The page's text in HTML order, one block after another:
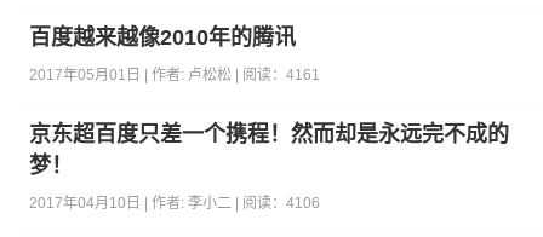
百度越来越像2010年的腾讯
2017年05月01日 | 作者: 卢松松 | 阅读：4161
京东超百度只差一个携程！然而却是永远完不成的
梦！
2017年04月10日 | 作者:李小二 | 阅读：4106